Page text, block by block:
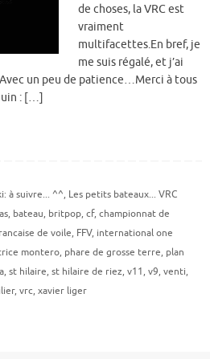
de choses, la VRC est
vraiment
multifacettes.En bref, je
me suis régalé, et j’ai
un peu de patience…Merci à tous
: […]
à suivre... ^^, Les petits bateaux... VRC
, bateau, britpop, cf, championnat de
de voile, FFV, international one
montero, phare de grosse terre, plan
, st hilaire, st hilaire de riez, v11, v9, venti,
, vrc, xavier liger